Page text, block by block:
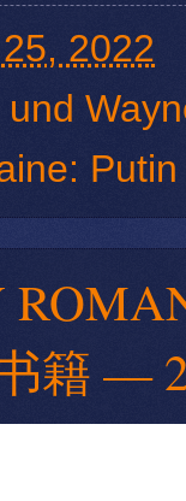
2022
Putin
籍 —